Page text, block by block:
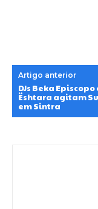
Artigo anterior
DJs Beka Episcopo
Ështara agitam
em Sintra